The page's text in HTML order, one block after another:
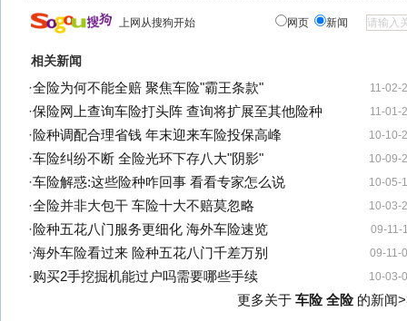
上网从搜狗开始 网页 新闻
相关新闻
11-02-
·全险为何不能全赔 聚焦车险"霸王条款"
11-01-
·保险网上查询车险打头阵 查询将扩展至其他险种
10-10-
·险种调配合理省钱 年末迎来车险投保高峰
10-09-
·车险纠纷不断 全险光环下存八大"阴影"
10-05-
·车险解惑:这些险种咋回事 看看专家怎么说
10-03-
·全险并非大包干 车险十大不赔莫忽略
09-11-
·险种五花八门服务更细化 海外车险速览
09-11-
·海外车险看过来 险种五花八门千差万别
10-03-
·购买2手挖掘机能过户吗需要哪些手续
更多关于 车险 全险的新闻